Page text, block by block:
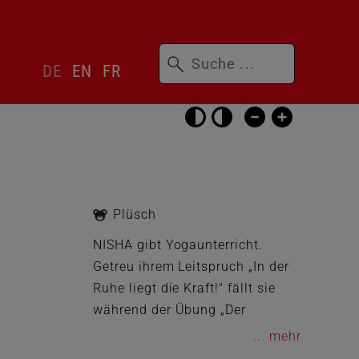
Barrierefrei-
Einstellungen
überspringen
überspringen
DE EN FR
Suchbegriffe
Plüsch
NISHA gibt Yogaunterricht.
Getreu ihrem Leitspruch „In der
Ruhe liegt die Kraft!" fällt sie
während der Übung „Der